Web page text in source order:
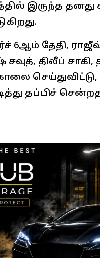
இருந்த தனது
6ஆம் தேதி,
திலீப் சாகி,
செய்துவிட்டு,
தப்பிச்